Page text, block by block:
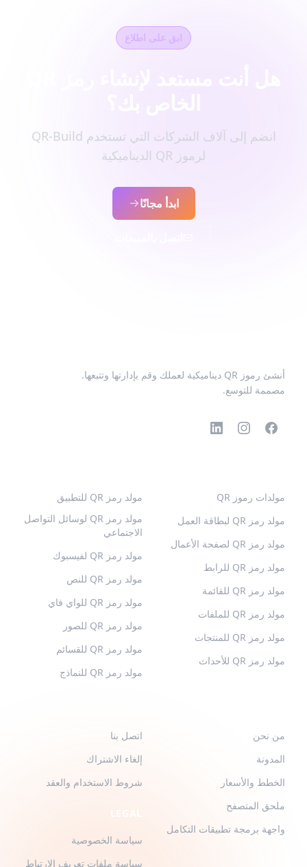
ابق على اطلاع
انضم إلى آلاف الشركات التي تستخدم QR-Build
لرموز QR الديناميكية
ابدأ مجانًا
أنشئ رموز QR ديناميكية لعملك وقم بإدارتها وتتبعها.
مصممة للتوسع.
مولدات رموز QR
مولد رمز QR لبطاقة العمل
مولد رمز QR لصفحة الأعمال
مولد رمز QR للرابط
مولد رمز QR للقائمة
مولد رمز QR للملفات
مولد رمز QR للمنتجات
مولد رمز QR للأحداث
مولد رمز QR للتطبيق
مولد رمز QR لوسائل التواصل
الاجتماعي
مولد رمز QR لفيسبوك
مولد رمز QR للنص
مولد رمز QR للواي فاي
مولد رمز QR للصور
مولد رمز QR للقسائم
مولد رمز QR للنماذج
من نحن
المدونة
الخطط والأسعار
ملحق المتصفح
واجهة برمجة تطبيقات التكامل
اتصل بنا
إلغاء الاشتراك
شروط الاستخدام والعقد
سياسة الخصوصية
سياسة ملفات تعريف الارتباط